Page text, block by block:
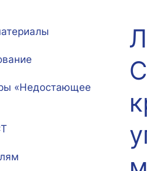
курсы
вопросы
/ мероприятия
Практика,
Новости /
Московского университета». Серия:
«Население и экономика»
Economics
«Недостающее